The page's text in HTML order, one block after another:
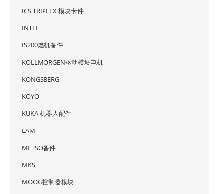
ICS TRIPLEX 模块卡件
INTEL
IS200燃机备件
KOLLMORGEN驱动模块电机
KONGSBERG
KOYO
KUKA 机器人配件
LAM
METSO备件
MKS
MOOG控制器模块